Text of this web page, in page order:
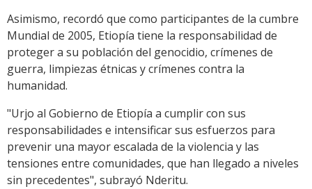
Asimismo, recordó que como participantes de la cumbre
Mundial de 2005, Etiopía tiene la responsabilidad de
proteger a su población del genocidio, crímenes de
guerra, limpiezas étnicas y crímenes contra la
humanidad.
"Urjo al Gobierno de Etiopía a cumplir con sus
responsabilidades e intensificar sus esfuerzos para
prevenir una mayor escalada de la violencia y las
tensiones entre comunidades, que han llegado a niveles
sin precedentes", subrayó Nderitu.